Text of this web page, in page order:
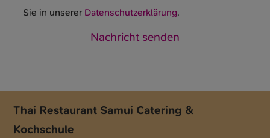
Sie in unserer Datenschutzerklärung.
Thai Restaurant Samui Catering &
Kochschule